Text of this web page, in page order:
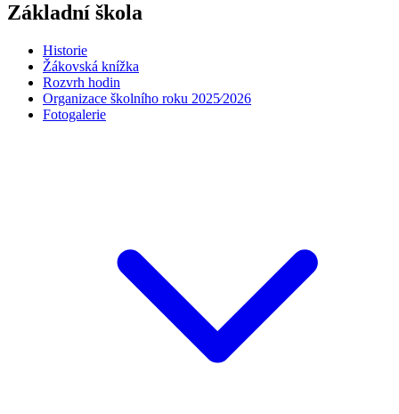
Základní škola
Historie
Žákovská knížka
Rozvrh hodin
Organizace školního roku 2025⁄2026
Fotogalerie